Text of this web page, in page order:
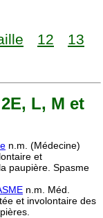
12
13
L, M et
n.m. (Médecine)
et
paupière. Spasme
n.m. Méd.
et involontaire des